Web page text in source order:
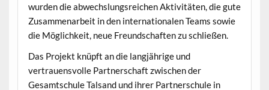
wurden die abwechslungsreichen Aktivitäten, die gute
Zusammenarbeit in den internationalen Teams sowie
die Möglichkeit, neue Freundschaften zu schließen.
Das Projekt knüpft an die langjährige und
vertrauensvolle Partnerschaft zwischen der
Gesamtschule Talsand und ihrer Partnerschule in